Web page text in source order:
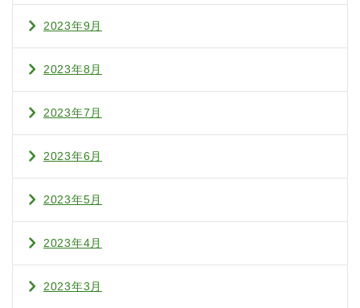
2023年9月
2023年8月
2023年7月
2023年6月
2023年5月
2023年4月
2023年3月